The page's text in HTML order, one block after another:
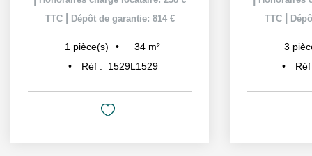
TTC
Dépôt de garantie: 814 €
1 pièce(s) 34 m²
Réf :
1529L1529
TTC
3